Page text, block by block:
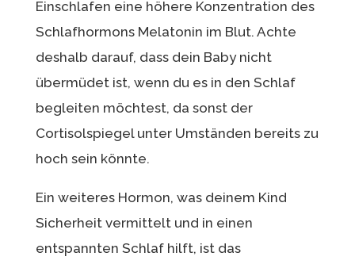
Einschlafen eine höhere Konzentration des
Schlafhormons Melatonin im Blut. Achte
deshalb darauf, dass dein Baby nicht
übermüdet ist, wenn du es in den Schlaf
begleiten möchtest, da sonst der
Cortisolspiegel unter Umständen bereits zu
hoch sein könnte.
Ein weiteres Hormon, was deinem Kind
Sicherheit vermittelt und in einen
entspannten Schlaf hilft, ist das